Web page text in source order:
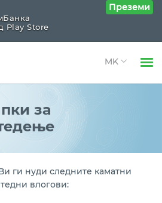
Open
штедење
на 25 или 40 месеци
за
ги нуди следните каматни
влогови:
Play Store
Преземи